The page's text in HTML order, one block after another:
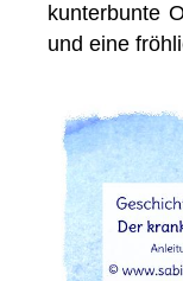
kunterbunte
und eine